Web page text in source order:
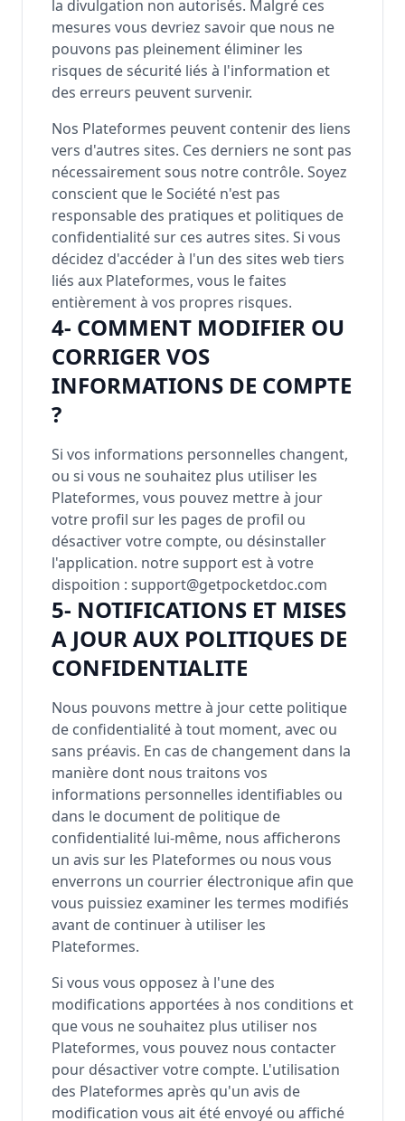
la divulgation non autorisés. Malgré ces
mesures vous devriez savoir que nous ne
pouvons pas pleinement éliminer les
risques de sécurité liés à l'information et
des erreurs peuvent survenir.
Nos Plateformes peuvent contenir des liens
vers d'autres sites. Ces derniers ne sont pas
nécessairement sous notre contrôle. Soyez
conscient que le Société n'est pas
responsable des pratiques et politiques de
confidentialité sur ces autres sites. Si vous
décidez d'accéder à l'un des sites web tiers
liés aux Plateformes, vous le faites
entièrement à vos propres risques.
4- COMMENT MODIFIER OU
CORRIGER VOS
INFORMATIONS DE COMPTE
?
Si vos informations personnelles changent,
ou si vous ne souhaitez plus utiliser les
Plateformes, vous pouvez mettre à jour
votre profil sur les pages de profil ou
désactiver votre compte, ou désinstaller
l'application. notre support est à votre
dispoition : support@getpocketdoc.com
5- NOTIFICATIONS ET MISES
A JOUR AUX POLITIQUES DE
CONFIDENTIALITE
Nous pouvons mettre à jour cette politique
de confidentialité à tout moment, avec ou
sans préavis. En cas de changement dans la
manière dont nous traitons vos
informations personnelles identifiables ou
dans le document de politique de
confidentialité lui-même, nous afficherons
un avis sur les Plateformes ou nous vous
enverrons un courrier électronique afin que
vous puissiez examiner les termes modifiés
avant de continuer à utiliser les
Plateformes.
Si vous vous opposez à l'une des
modifications apportées à nos conditions et
que vous ne souhaitez plus utiliser nos
Plateformes, vous pouvez nous contacter
pour désactiver votre compte. L'utilisation
des Plateformes après qu'un avis de
modification vous ait été envoyé ou affiché